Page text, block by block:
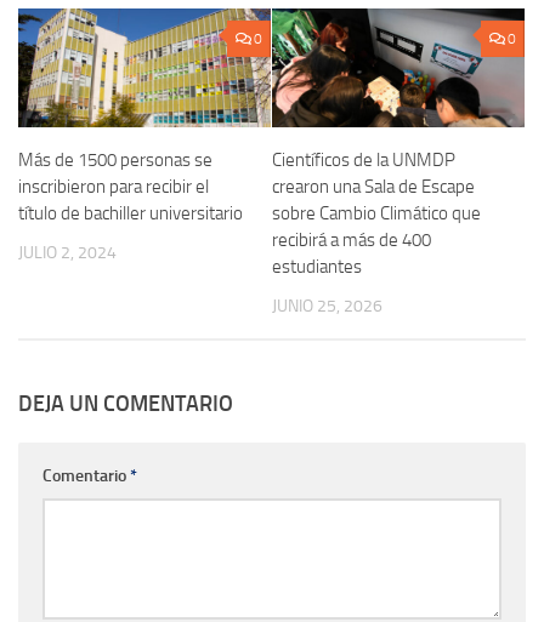
0
Más de 1500 personas se
inscribieron para recibir el
título de bachiller universitario
JULIO 2, 2024
0
Científicos de la UNMDP
crearon una Sala de Escape
sobre Cambio Climático que
recibirá a más de 400
estudiantes
JUNIO 25, 2026
DEJA UN COMENTARIO
Comentario*